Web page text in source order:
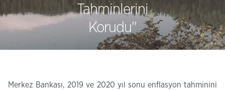
Tahminlerini
Korudu''
Merkez Bankası, 2019 ve 2020 yıl sonu enflasyon tahminini